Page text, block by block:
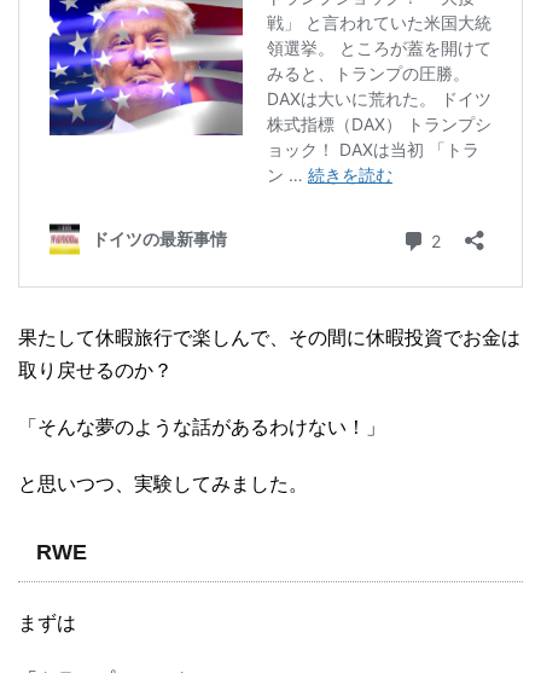
果たして休暇旅行で楽しんで、その間に休暇投資でお金は
取り戻せるのか？
「そんな夢のような話があるわけない！」
と思いつつ、実験してみました。
RWE
まずは